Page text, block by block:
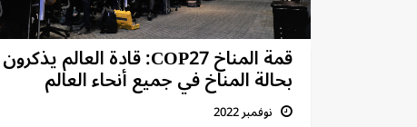
قمة المناخ COP27: قادة العالم يذكرون
بحالة المناخ في جميع أنحاء العالم
نوفمبر 2022